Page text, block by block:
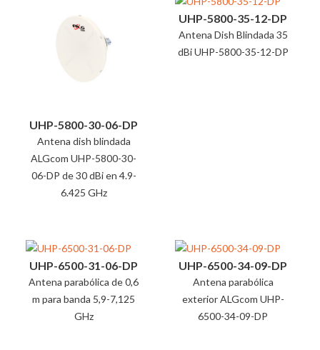
UHP-5800-30-06-DP
Antena dish blindada
ALGcom UHP-5800-30-
06-DP de 30 dBi en 4.9-
6.425 GHz
UHP-5800-35-12-DP
Antena Dish Blindada 35
dBi UHP-5800-35-12-DP
UHP-6500-31-06-DP
Antena parabólica de 0,6
m para banda 5,9-7,125
GHz
UHP-6500-34-09-DP
Antena parabólica
exterior ALGcom UHP-
6500-34-09-DP